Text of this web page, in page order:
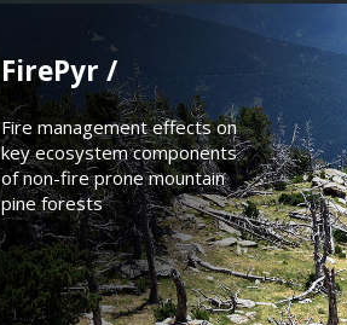
FirePyr /
Fire management effects on
key ecosystem components
of non-fire prone mountain
pine forests